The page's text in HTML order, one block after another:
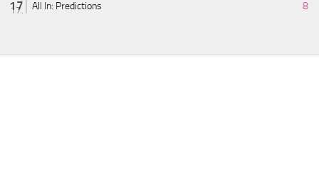
All In: Predictions
8